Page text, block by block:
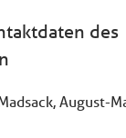
des
August-